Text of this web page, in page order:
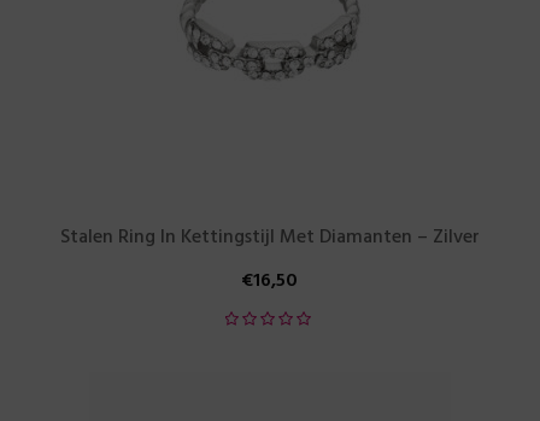
Stalen Ring In Kettingstijl Met Diamanten – Zilver
€16,50